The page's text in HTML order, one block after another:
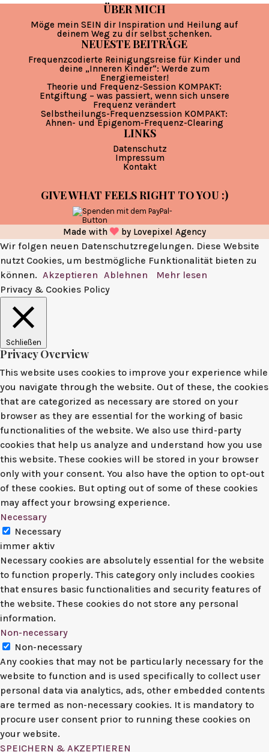
ÜBER MICH
Möge mein SEIN dir Inspiration und Heilung auf
deinem Weg zu dir selbst schenken.
NEUESTE BEITRÄGE
Frequenzcodierte Reinigungsreise für Kinder und
deine „Inneren Kinder“: Werde zum
Energiemeister!
Theorie und Frequenz-Session KOMPAKT:
Entgiftung – was passiert, wenn sich unsere
Frequenz verändert
Selbstheilungs-Frequenzsession KOMPAKT:
Ahnen- und Epigenom-Frequenz-Clearing
LINKS
Datenschutz
Impressum
Kontakt
GIVE WHAT FEELS RIGHT TO YOU :)
Made with by Lovepixel Agency
Wir folgen neuen Datenschutzregelungen. Diese Website
nutzt Cookies, um bestmögliche Funktionalität bieten zu
können. Akzeptieren Ablehnen
Mehr lesen
Privacy & Cookies Policy
Schließen
Privacy Overview
This website uses cookies to improve your experience while
you navigate through the website. Out of these, the cookies
that are categorized as necessary are stored on your
browser as they are essential for the working of basic
functionalities of the website. We also use third-party
cookies that help us analyze and understand how you use
this website. These cookies will be stored in your browser
only with your consent. You also have the option to opt-out
of these cookies. But opting out of some of these cookies
may affect your browsing experience.
Necessary
Necessary
immer aktiv
Necessary cookies are absolutely essential for the website
to function properly. This category only includes cookies
that ensures basic functionalities and security features of
the website. These cookies do not store any personal
information.
Non-necessary
Non-necessary
Any cookies that may not be particularly necessary for the
website to function and is used specifically to collect user
personal data via analytics, ads, other embedded contents
are termed as non-necessary cookies. It is mandatory to
procure user consent prior to running these cookies on
your website.
SPEICHERN & AKZEPTIEREN